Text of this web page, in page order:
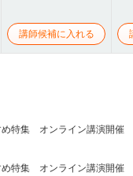
講師候補に入れる